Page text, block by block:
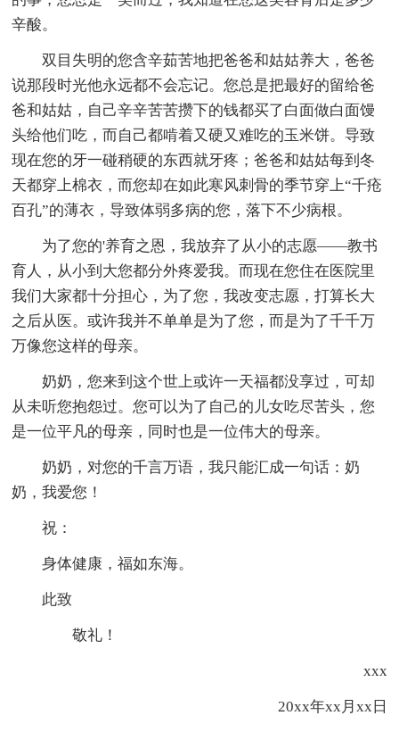
辛酸。
双目失明的您含辛茹苦地把爸爸和姑姑养大，爸爸
说那段时光他永远都不会忘记。您总是把最好的留给爸
爸和姑姑，自己辛辛苦苦攒下的钱都买了白面做白面馒
头给他们吃，而自己都啃着又硬又难吃的玉米饼。导致
现在您的牙一碰稍硬的东西就牙疼；爸爸和姑姑每到冬
天都穿上棉衣，而您却在如此寒风刺骨的季节穿上“千疮
百孔”的薄衣，导致体弱多病的您，落下不少病根。
为了您的'养育之恩，我放弃了从小的志愿――教书
育人，从小到大您都分外疼爱我。而现在您住在医院里
我们大家都十分担心，为了您，我改变志愿，打算长大
之后从医。或许我并不单单是为了您，而是为了千千万
万像您这样的母亲。
奶奶，您来到这个世上或许一天福都没享过，可却
从未听您抱怨过。您可以为了自己的儿女吃尽苦头，您
是一位平凡的母亲，同时也是一位伟大的母亲。
奶奶，对您的千言万语，我只能汇成一句话：奶
奶，我爱您！
祝：
身体健康，福如东海。
此致
敬礼！
xxx
20xx年xx月xx日